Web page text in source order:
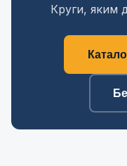
Круги, яким